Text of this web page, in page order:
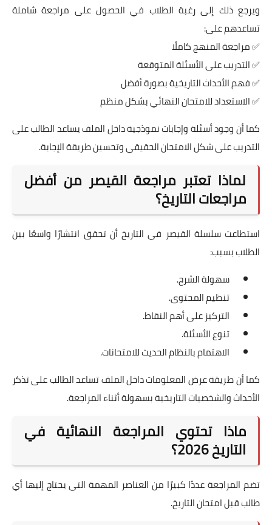
ويرجع ذلك إلى رغبة الطلاب في الحصول على مراجعة شاملة
تساعدهم على:
✅ مراجعة المنهج كاملًا
✅ التدريب على الأسئلة المتوقعة
✅ فهم الأحداث التاريخية بصورة أفضل
✅ الاستعداد للامتحان النهائي بشكل منظم
كما أن وجود أسئلة وإجابات نموذجية داخل الملف يساعد الطالب على
التدريب على شكل الامتحان الحقيقي وتحسين طريقة الإجابة.
لماذا تعتبر مراجعة القيصر من أفضل
مراجعات التاريخ؟
استطاعت سلسلة القيصر في التاريخ أن تحقق انتشارًا واسعًا بين
الطلاب بسبب:
سهولة الشرح.
تنظيم المحتوى.
التركيز على أهم النقاط.
تنوع الأسئلة.
الاهتمام بالنظام الحديث للامتحانات.
كما أن طريقة عرض المعلومات داخل الملف تساعد الطالب على تذكر
الأحداث والشخصيات التاريخية بسهولة أثناء المراجعة.
ماذا تحتوي المراجعة النهائية في
التاريخ 2026؟
تضم المراجعة عددًا كبيرًا من العناصر المهمة التي يحتاج إليها أي
طالب قبل امتحان التاريخ.